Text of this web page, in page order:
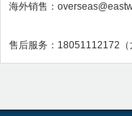
海外销售：
售后服务：18051112172（